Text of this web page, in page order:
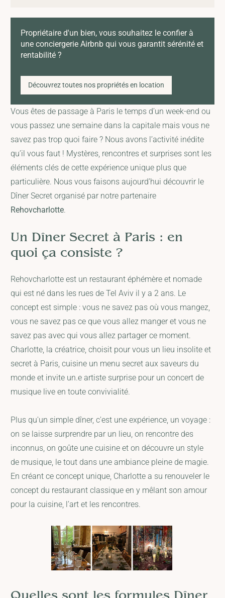
Propriétaire d'un bien, vous souhaitez le confier à
une conciergerie Airbnb qui vous garantit sérénité et
rentabilité ?
Découvrez toutes nos propriétés en location
Vous êtes de passage à Paris le temps d’un week-end ou
vous passez une semaine dans la capitale mais vous ne
savez pas trop quoi faire ? Nous avons l’activité inédite
qu’il vous faut ! Mystères, rencontres et surprises sont les
éléments clés de cette expérience unique plus que
particulière. Nous vous faisons aujourd’hui découvrir le
Dîner Secret organisé par notre partenaire
Rehovcharlotte.
Un Dîner Secret à Paris : en
quoi ça consiste ?
Rehovcharlotte est un restaurant éphémère et nomade
qui est né dans les rues de Tel Aviv il y a 2 ans. Le
concept est simple : vous ne savez pas où vous mangez,
vous ne savez pas ce que vous allez manger et vous ne
savez pas avec qui vous allez partager ce moment.
Charlotte, la créatrice, choisit pour vous un lieu insolite et
secret à Paris, cuisine un menu secret aux saveurs du
monde et invite un.e artiste surprise pour un concert de
musique live en toute convivialité.
Plus qu'un simple dîner, c'est une expérience, un voyage :
on se laisse surprendre par un lieu, on rencontre des
inconnus, on goûte une cuisine et on découvre un style
de musique, le tout dans une ambiance pleine de magie.
En créant ce concept unique, Charlotte a su renouveler le
concept du restaurant classique en y mêlant son amour
pour la cuisine, l’art et les rencontres.